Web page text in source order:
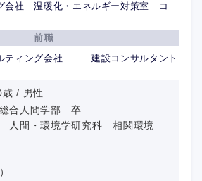
会社 温暖化・エネルギー対策室 コ
前職
ルティング会社 建設コンサルタント
/ 男性
合人間学部 卒
間・環境学研究科 相関環境